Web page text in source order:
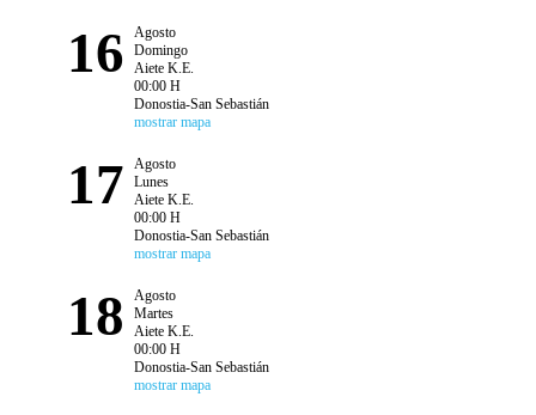
16
Agosto
Domingo
Aiete K.E.
00:00 H
Donostia-San Sebastián
mostrar mapa
17
Agosto
Lunes
Aiete K.E.
00:00 H
Donostia-San Sebastián
mostrar mapa
18
Agosto
Martes
Aiete K.E.
00:00 H
Donostia-San Sebastián
mostrar mapa